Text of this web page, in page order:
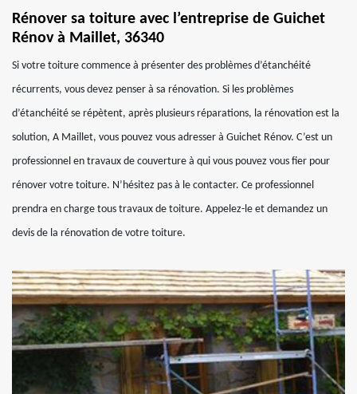
Rénover sa toiture avec l’entreprise de Guichet
Rénov à Maillet, 36340
Si votre toiture commence à présenter des problèmes d’étanchéité
récurrents, vous devez penser à sa rénovation. Si les problèmes
d’étanchéité se répètent, après plusieurs réparations, la rénovation est la
solution, A Maillet, vous pouvez vous adresser à Guichet Rénov. C’est un
professionnel en travaux de couverture à qui vous pouvez vous fier pour
rénover votre toiture. N’hésitez pas à le contacter. Ce professionnel
prendra en charge tous travaux de toiture. Appelez-le et demandez un
devis de la rénovation de votre toiture.